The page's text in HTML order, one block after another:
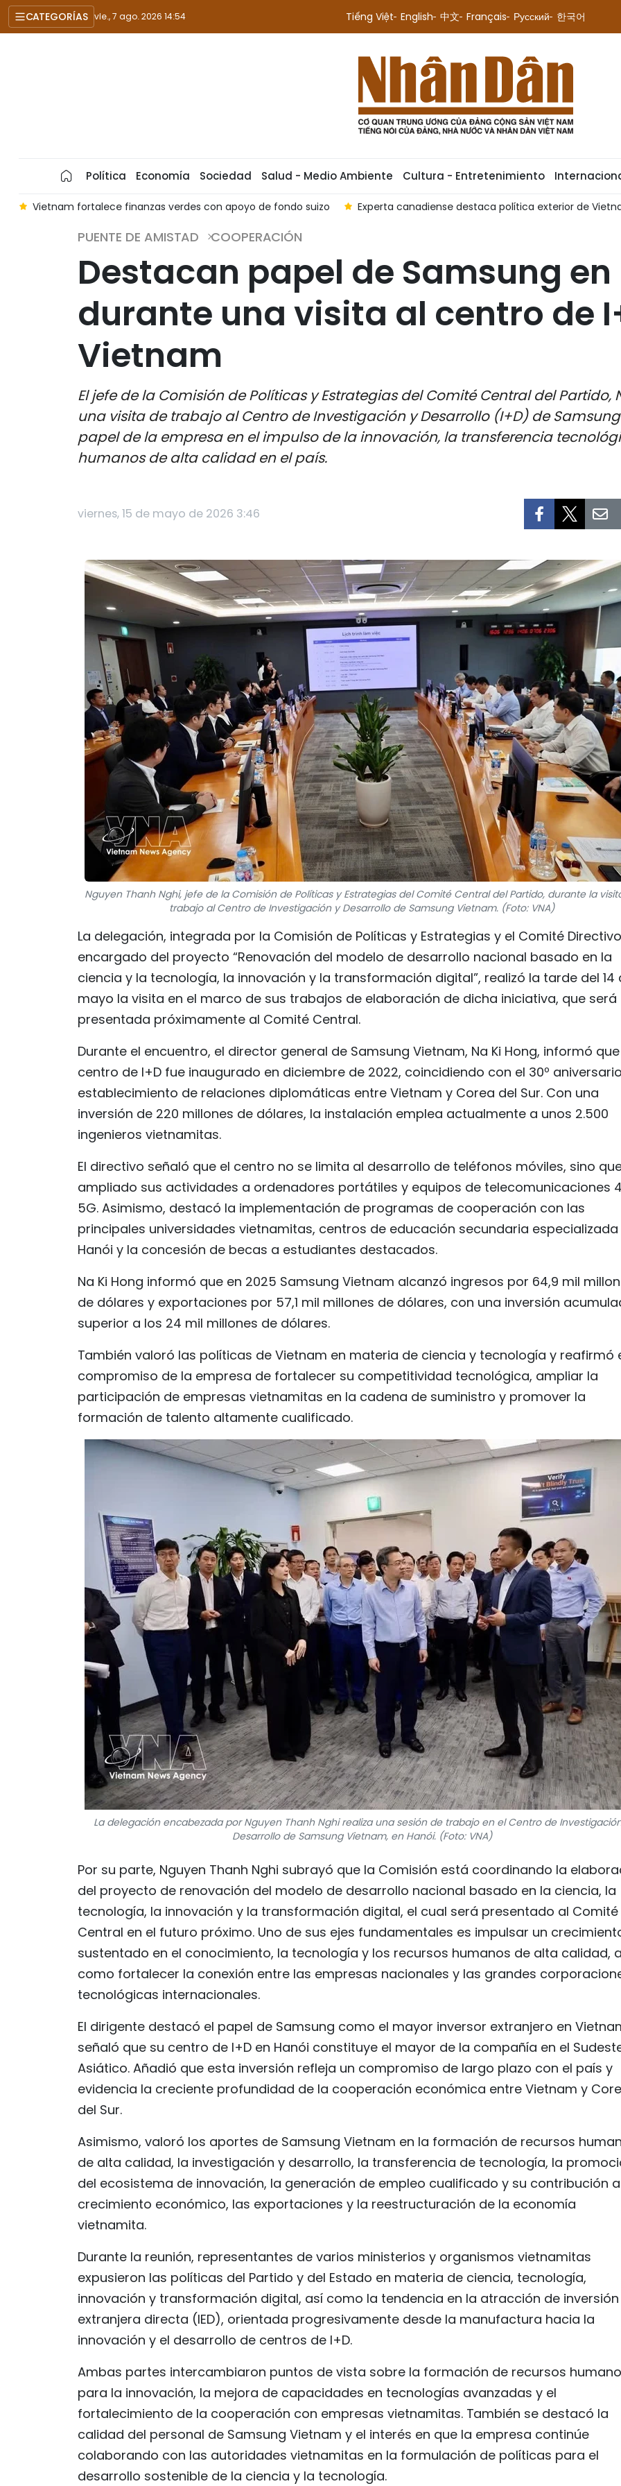
CATEGORÍAS vie., 7 ago. 2026 14:54 Tiếng Việt English 中文 Français Русский 한국어
Política Economía Sociedad Salud - Medio Ambiente Cultura - Entretenimiento
Vietnam fortalece finanzas verdes con apoyo de fondo suizo Experta canadiense destaca política exterior de
PUENTE DE AMISTAD COOPERACIÓN
Destacan papel de Samsung
durante una visita al centro de
Vietnam
El jefe de la Comisión de Políticas y Estrategias del Comité Central del Partido,
una visita de trabajo al Centro de Investigación y Desarrollo (I+D) de
papel de la empresa en el impulso de la innovación, la transferencia
humanos de alta calidad en el país.
viernes, 15 de mayo de 2026 3:46
Nguyen Thanh Nghi, jefe de la Comisión de Políticas y Estrategias del Comité Central del Partido, durante la
trabajo al Centro de Investigación y Desarrollo de Samsung Vietnam. (Foto: VNA)
La delegación, integrada por la Comisión de Políticas y Estrategias y el Comité Directivo
encargado del proyecto “Renovación del modelo de desarrollo nacional basado en la
ciencia y la tecnología, la innovación y la transformación digital”, realizó la tarde del 14
mayo la visita en el marco de sus trabajos de elaboración de dicha iniciativa, que será
presentada próximamente al Comité Central.
Durante el encuentro, el director general de Samsung Vietnam, Na Ki Hong, informó
centro de I+D fue inaugurado en diciembre de 2022, coincidiendo con el 30º
establecimiento de relaciones diplomáticas entre Vietnam y Corea del Sur. Con una
inversión de 220 millones de dólares, la instalación emplea actualmente a unos 2.500
ingenieros vietnamitas.
El directivo señaló que el centro no se limita al desarrollo de teléfonos móviles, sino
ampliado sus actividades a ordenadores portátiles y equipos de telecomunicaciones
5G. Asimismo, destacó la implementación de programas de cooperación con las
principales universidades vietnamitas, centros de educación secundaria especializada
Hanói y la concesión de becas a estudiantes destacados.
Na Ki Hong informó que en 2025 Samsung Vietnam alcanzó ingresos por 64,9 mil
de dólares y exportaciones por 57,1 mil millones de dólares, con una inversión
superior a los 24 mil millones de dólares.
También valoró las políticas de Vietnam en materia de ciencia y tecnología y reafirmó
compromiso de la empresa de fortalecer su competitividad tecnológica, ampliar la
participación de empresas vietnamitas en la cadena de suministro y promover la
formación de talento altamente cualificado.
La delegación encabezada por Nguyen Thanh Nghi realiza una sesión de trabajo en el Centro de
Desarrollo de Samsung Vietnam, en Hanói. (Foto: VNA)
Por su parte, Nguyen Thanh Nghi subrayó que la Comisión está coordinando la
del proyecto de renovación del modelo de desarrollo nacional basado en la ciencia, la
tecnología, la innovación y la transformación digital, el cual será presentado al Comité
Central en el futuro próximo. Uno de sus ejes fundamentales es impulsar un
sustentado en el conocimiento, la tecnología y los recursos humanos de alta calidad,
como fortalecer la conexión entre las empresas nacionales y las grandes
tecnológicas internacionales.
El dirigente destacó el papel de Samsung como el mayor inversor extranjero en
señaló que su centro de I+D en Hanói constituye el mayor de la compañía en el
Asiático. Añadió que esta inversión refleja un compromiso de largo plazo con el país y
evidencia la creciente profundidad de la cooperación económica entre Vietnam y
del Sur.
Asimismo, valoró los aportes de Samsung Vietnam en la formación de recursos
de alta calidad, la investigación y desarrollo, la transferencia de tecnología, la
del ecosistema de innovación, la generación de empleo cualificado y su contribución
crecimiento económico, las exportaciones y la reestructuración de la economía
vietnamita.
Durante la reunión, representantes de varios ministerios y organismos vietnamitas
expusieron las políticas del Partido y del Estado en materia de ciencia, tecnología,
innovación y transformación digital, así como la tendencia en la atracción de inversión
extranjera directa (IED), orientada progresivamente desde la manufactura hacia la
innovación y el desarrollo de centros de I+D.
Ambas partes intercambiaron puntos de vista sobre la formación de recursos
para la innovación, la mejora de capacidades en tecnologías avanzadas y el
fortalecimiento de la cooperación con empresas vietnamitas. También se destacó la
calidad del personal de Samsung Vietnam y el interés en que la empresa continúe
colaborando con las autoridades vietnamitas en la formulación de políticas para el
desarrollo sostenible de la ciencia y la tecnología.